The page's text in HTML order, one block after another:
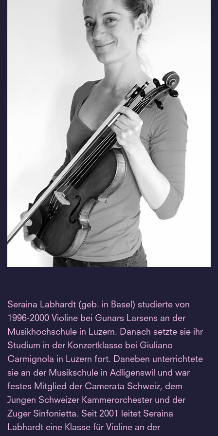
Seraina Labhardt (geb. in Basel) studierte von
1996-2000 Violine bei Gunars Larsens an der
Musikhochschule in Luzern. Danach setzte sie ihr
Studium in der Konzertklasse bei Giuliano
Carmignola in Luzern fort. Daneben unterrichtete
sie an der Musikschule in Adligenswil und war
festes Mitglied der Camerata Schweiz, dem
Jungen Schweizer Kammerorchester und der
Zuger Sinfonietta. Seit 2001 leitet Seraina
Labhardt eine Klasse für Violine an der